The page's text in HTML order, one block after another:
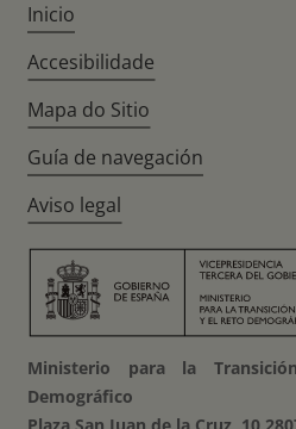
Inicio
Accesibilidade
Mapa do Sitio
Guía de navegación
Aviso legal
Ministerio para la
Demográfico